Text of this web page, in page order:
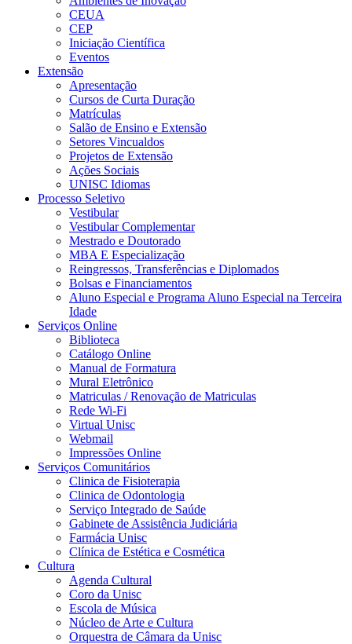
CEUA
CEP
Iniciação Científica
Eventos
Extensão
Apresentação
Cursos de Curta Duração
Matrículas
Salão de Ensino e Extensão
Setores Vincualdos
Projetos de Extensão
Ações Sociais
UNISC Idiomas
Processo Seletivo
Vestibular
Vestibular Complementar
Mestrado e Doutorado
MBA E Especialização
Reingressos, Transferências e Diplomados
Bolsas e Financiamentos
Aluno Especial e Programa Aluno Especial na Terceira
Idade
Serviços Online
Biblioteca
Catálogo Online
Manual de Formatura
Mural Eletrônico
Matriculas / Renovação de Matriculas
Rede Wi-Fi
Virtual Unisc
Webmail
Impressões Online
Serviços Comunitários
Clinica de Fisioterapia
Clinica de Odontologia
Serviço Integrado de Saúde
Gabinete de Assistência Judiciária
Farmácia Unisc
Clínica de Estética e Cosmética
Cultura
Agenda Cultural
Coro da Unisc
Escola de Música
Núcleo de Arte e Cultura
Orquestra de Câmara da Unisc